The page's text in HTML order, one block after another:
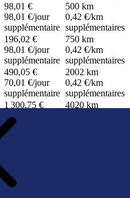
98,01 €
98,01 €/jour
supplémentaire
500 km
0,42 €/km
supplémentaires
196,02 €
98,01 €/jour
supplémentaire
750 km
0,42 €/km
supplémentaires
490,05 €
70,01 €/jour
supplémentaire
2002 km
0,42 €/km
supplémentaires
1 300,75 €
43,35 €
supplémentaire
4020 km
B
2